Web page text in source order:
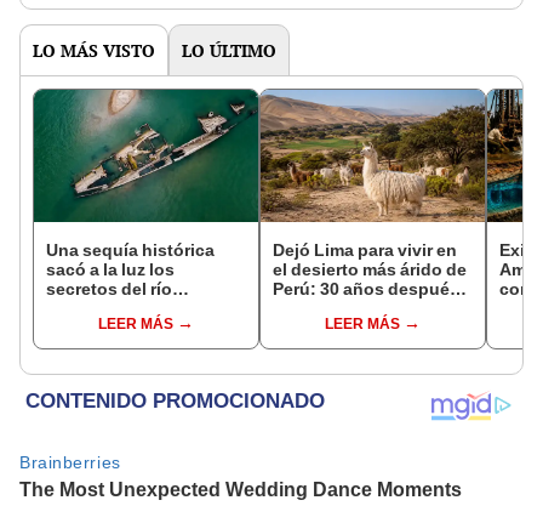
en un paisaje con más
pasado
LO MÁS VISTO LO ÚLTIMO
Una sequía histórica
sacó a la luz los
secretos del río
Segunda Guerra
Mundial, fósiles de
LEER MÁS
Dejó Lima para vivir en
el desierto más árido de
Perú: 30 años después,
creó un sorprendente
ecosistema
LEER MÁS
su